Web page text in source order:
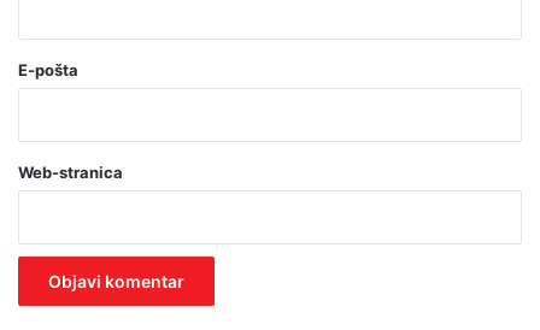
o
a
v
z
E-pošta
Web-stranica